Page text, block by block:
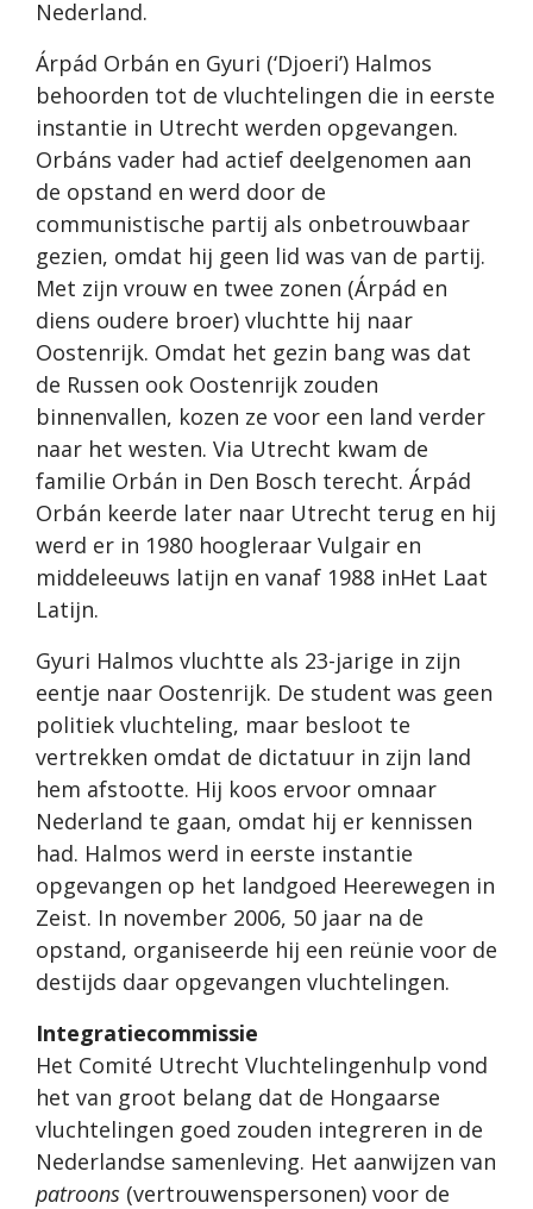
Nederland.
Árpád Orbán en Gyuri (‘Djoeri’) Halmos
behoorden tot de vluchtelingen die in eerste
instantie in Utrecht werden opgevangen.
Orbáns vader had actief deelgenomen aan
de opstand en werd door de
communistische partij als onbetrouwbaar
gezien, omdat hij geen lid was van de partij.
Met zijn vrouw en twee zonen (Árpád en
diens oudere broer) vluchtte hij naar
Oostenrijk. Omdat het gezin bang was dat
de Russen ook Oostenrijk zouden
binnenvallen, kozen ze voor een land verder
naar het westen. Via Utrecht kwam de
familie Orbán in Den Bosch terecht. Árpád
Orbán keerde later naar Utrecht terug en hij
werd er in 1980 hoogleraar Vulgair en
middeleeuws latijn en vanaf 1988 inHet Laat
Latijn.
Gyuri Halmos vluchtte als 23-jarige in zijn
eentje naar Oostenrijk. De student was geen
politiek vluchteling, maar besloot te
vertrekken omdat de dictatuur in zijn land
hem afstootte. Hij koos ervoor omnaar
Nederland te gaan, omdat hij er kennissen
had. Halmos werd in eerste instantie
opgevangen op het landgoed Heerewegen in
Zeist. In november 2006, 50 jaar na de
opstand, organiseerde hij een reünie voor de
destijds daar opgevangen vluchtelingen.
Integratiecommissie
Het Comité Utrecht Vluchtelingenhulp vond
het van groot belang dat de Hongaarse
vluchtelingen goed zouden integreren in de
Nederlandse samenleving. Het aanwijzen van
patroons (vertrouwenspersonen) voor de